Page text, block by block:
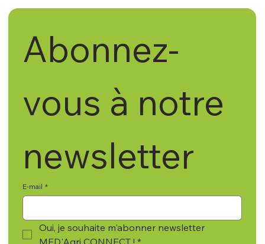
Abonnez-
vous à notre
newsletter
E-mail *
Oui, je souhaite m'abonner newsletter
MED'Agri CONNECT ! *